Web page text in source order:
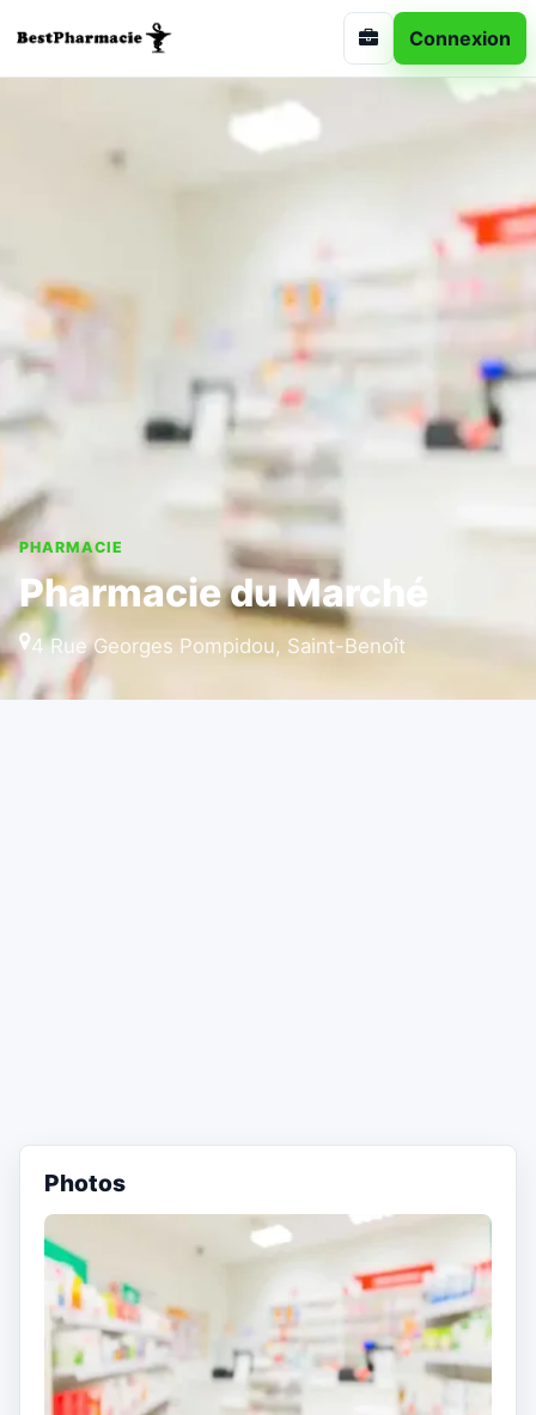
Connexion
PHARMACIE
Pharmacie du Marché
4 Rue Georges Pompidou, Saint-Benoît
Photos